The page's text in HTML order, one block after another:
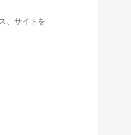
、サイトを